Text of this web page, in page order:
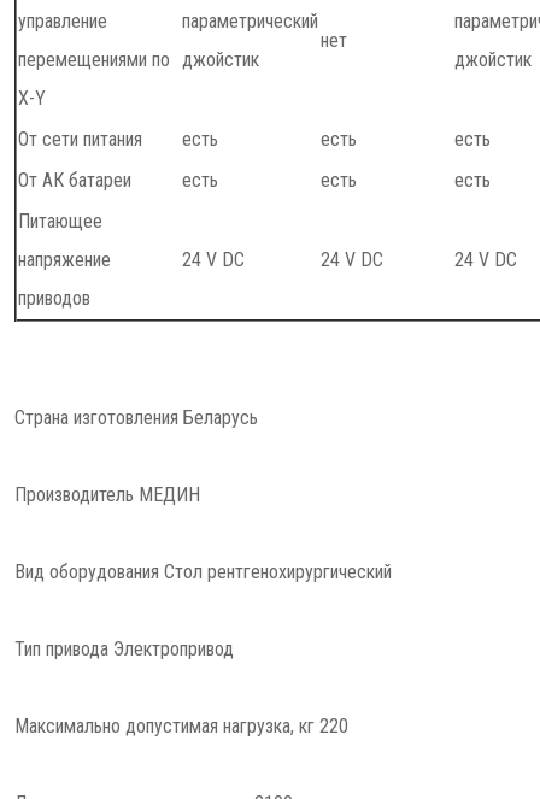
управление
перемещениями по
X-Y
параметрический
джойстик
нет
джойстик
От сети питания есть есть
есть
От АК батареи
есть есть
есть
Питающее
напряжение
приводов
24 V DC 24 V DC 24 V DC
Страна изготовления Беларусь
Производитель МЕДИН
Вид оборудования Стол рентгенохирургический
Тип привода Электропривод
Максимально допустимая нагрузка, кг 220